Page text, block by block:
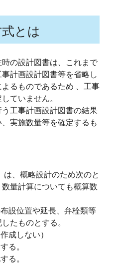
とは
の設計図書は、これまで
計画設計図書等を省略し
るものであるため 、工事
ていません。
工事計画設計図書の結果
実施数量等を確定するも
、概略設計のため次のと
量計算についても概算数
設位置や延長、弁栓類等
たものとする。
成しない）
る。
る。